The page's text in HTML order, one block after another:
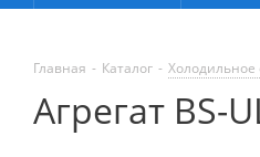
Главная - Каталог - Холодильное
Агрегат BS-